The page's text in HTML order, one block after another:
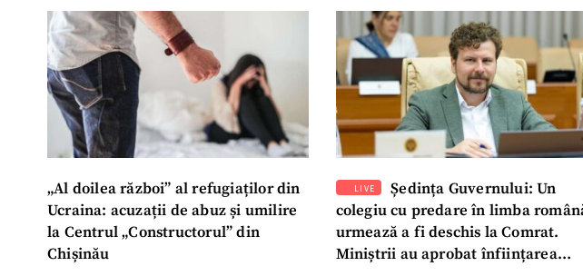
„Al doilea război” al refugiaților din
Ucraina: acuzații de abuz și umilire
la Centrul „Constructorul” din
Chișinău
LIVE
Ședința Guvernului: Un
colegiu cu predare în limba
urmează a fi deschis la Comrat.
Miniștrii au aprobat înființarea